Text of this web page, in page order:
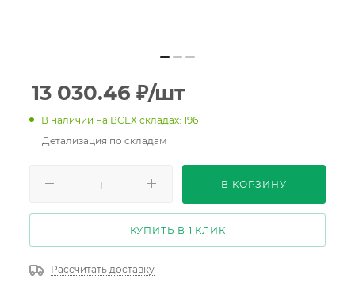
13 030.46 ₽/шт
В наличии на ВСЕХ складах: 196
Детализация по складам
В КОРЗИНУ
КУПИТЬ В 1 КЛИК
Рассчитать доставку